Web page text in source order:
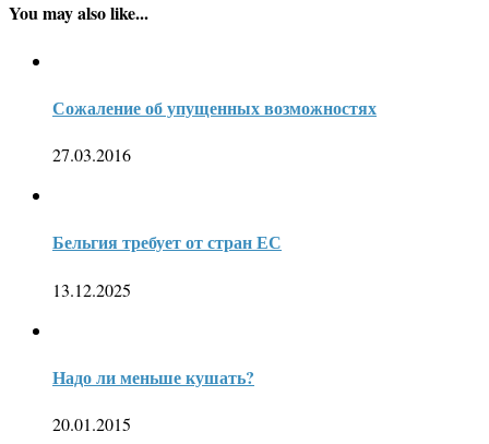
You may also like...
Сожаление об упущенных возможностях
27.03.2016
Бельгия требует от стран ЕС
13.12.2025
Надо ли меньше кушать?
20.01.2015